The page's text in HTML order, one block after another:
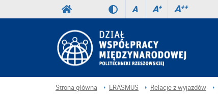
A A+ A++
Strona główna ERASMUS Relacje z wyjazdów